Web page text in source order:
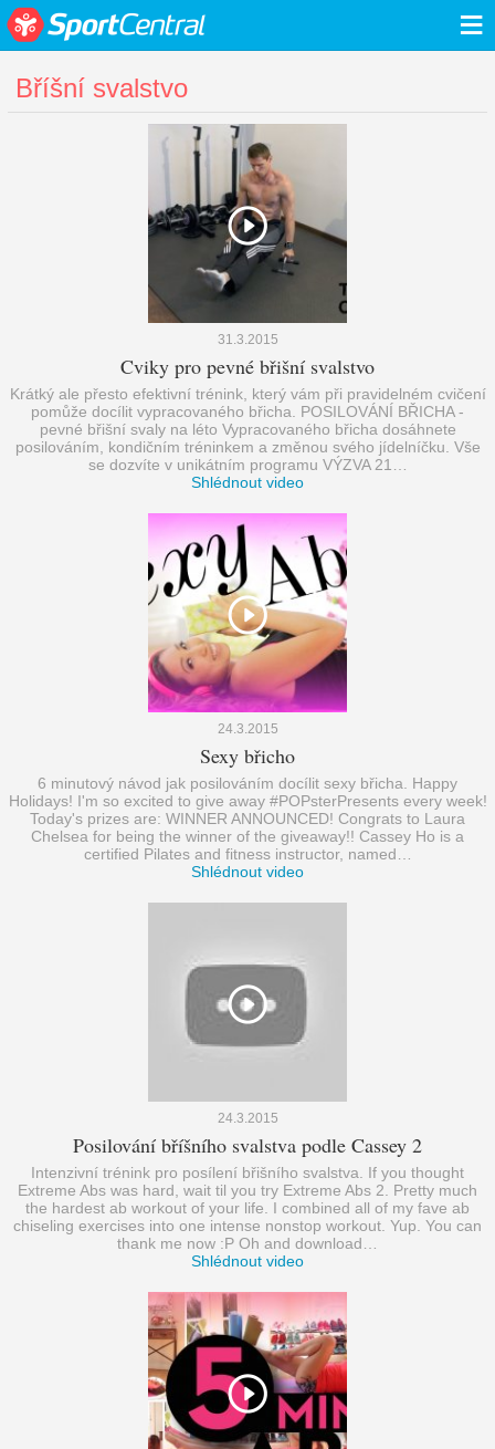
≡
Bříšní svalstvo
31.3.2015
Cviky pro pevné břišní svalstvo
Krátký ale přesto efektivní trénink, který vám při pravidelném cvičení
pomůže docílit vypracovaného břicha. POSILOVÁNÍ BŘICHA -
pevné břišní svaly na léto Vypracovaného břicha dosáhnete
posilováním, kondičním tréninkem a změnou svého jídelníčku. Vše
se dozvíte v unikátním programu VÝZVA 21…
Shlédnout video
24.3.2015
Sexy břicho
6 minutový návod jak posilováním docílit sexy břicha. Happy
Holidays! I'm so excited to give away #POPsterPresents every week!
Today's prizes are: WINNER ANNOUNCED! Congrats to Laura
Chelsea for being the winner of the giveaway!! Cassey Ho is a
certified Pilates and fitness instructor, named…
Shlédnout video
24.3.2015
Posilování bříšního svalstva podle Cassey 2
Intenzivní trénink pro posílení břišního svalstva. If you thought
Extreme Abs was hard, wait til you try Extreme Abs 2. Pretty much
the hardest ab workout of your life. I combined all of my fave ab
chiseling exercises into one intense nonstop workout. Yup. You can
thank me now :P Oh and download…
Shlédnout video